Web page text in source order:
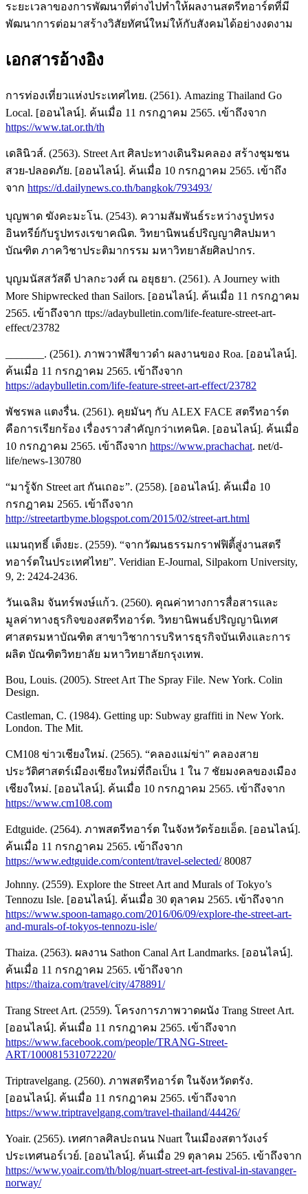
ระยะเวลาของการพัฒนาที่ต่างไปทำให้ผลงานสตรีทอาร์ตที่มี
พัฒนาการต่อมาสร้างวิสัยทัศน์ใหม่ให้กับสังคมได้อย่างงดงาม
เอกสารอ้างอิง
การท่องเที่ยวแห่งประเทศไทย. (2561). Amazing Thailand Go
Local. [ออนไลน์]. ค้นเมื่อ 11 กรกฎาคม 2565. เข้าถึงจาก
https://www.tat.or.th/th
เดลินิวส์. (2563). Street Art ศิลปะทางเดินริมคลอง สร้างชุมชน
สวย-ปลอดภัย. [ออนไลน์]. ค้นเมื่อ 10 กรกฎาคม 2565. เข้าถึง
จาก https://d.dailynews.co.th/bangkok/793493/
บุญพาด ฆังคะมะโน. (2543). ความสัมพันธ์ระหว่างรูปทรง
อินทรีย์กับรูปทรงเรขาคณิต. วิทยานิพนธ์ปริญญาศิลปมหา
บัณฑิต ภาควิชาประติมากรรม มหาวิทยาลัยศิลปากร.
บุญมนัสสวัสดี ปาลกะวงศ์ ณ อยุธยา. (2561). A Journey with
More Shipwrecked than Sailors. [ออนไลน์]. ค้นเมื่อ 11 กรกฎาคม
2565. เข้าถึงจาก ttps://adaybulletin.com/life-feature-street-art-
effect/23782
_______. (2561). ภาพวาฬสีขาวดำ ผลงานของ Roa. [ออนไลน์].
ค้นเมื่อ 11 กรกฎาคม 2565. เข้าถึงจาก
https://adaybulletin.com/life-feature-street-art-effect/23782
พัชรพล แตงรื่น. (2561). คุยมันๆ กับ ALEX FACE สตรีทอาร์ต
คือการเรียกร้อง เรื่องราวสำคัญกว่าเทคนิค. [ออนไลน์]. ค้นเมื่อ
10 กรกฎาคม 2565. เข้าถึงจาก https://www.prachachat. net/d-
life/news-130780
“มารู้จัก Street art กันเถอะ”. (2558). [ออนไลน์]. ค้นเมื่อ 10
กรกฎาคม 2565. เข้าถึงจาก
http://streetartbyme.blogspot.com/2015/02/street-art.html
แมนฤทธิ์ เต็งยะ. (2559). “จากวัฒนธรรมกราฟฟิตี้สู่งานสตรี
ทอาร์ตในประเทศไทย”. Veridian E-Journal, Silpakorn University,
9, 2: 2424-2436.
วันเฉลิม จันทร์พงษ์แก้ว. (2560). คุณค่าทางการสื่อสารและ
มูลค่าทางธุรกิจของสตรีทอาร์ต. วิทยานิพนธ์ปริญญานิเทศ
ศาสตรมหาบัณฑิต สาขาวิชาการบริหารธุรกิจบันเทิงและการ
ผลิต บัณฑิตวิทยาลัย มหาวิทยาลัยกรุงเทพ.
Bou, Louis. (2005). Street Art The Spray File. New York. Colin
Design.
Castleman, C. (1984). Getting up: Subway graffiti in New York.
London. The Mit.
CM108 ข่าวเชียงใหม่. (2565). “คลองแม่ข่า” คลองสาย
ประวัติศาสตร์เมืองเชียงใหม่ที่ถือเป็น 1 ใน 7 ชัยมงคลของเมือง
เชียงใหม่. [ออนไลน์]. ค้นเมื่อ 10 กรกฎาคม 2565. เข้าถึงจาก
https://www.cm108.com
Edtguide. (2564). ภาพสตรีทอาร์ต ในจังหวัดร้อยเอ็ด. [ออนไลน์].
ค้นเมื่อ 11 กรกฎาคม 2565. เข้าถึงจาก
https://www.edtguide.com/content/travel-selected/80087
Johnny. (2559). Explore the Street Art and Murals of Tokyo’s
Tennozu Isle. [ออนไลน์]. ค้นเมื่อ 30 ตุลาคม 2565. เข้าถึงจาก
https://www.spoon-tamago.com/2016/06/09/explore-the-street-art-
and-murals-of-tokyos-tennozu-isle/
Thaiza. (2563). ผลงาน Sathon Canal Art Landmarks. [ออนไลน์].
ค้นเมื่อ 11 กรกฎาคม 2565. เข้าถึงจาก
https://thaiza.com/travel/city/478891/
Trang Street Art. (2559). โครงการภาพวาดผนัง Trang Street Art.
[ออนไลน์]. ค้นเมื่อ 11 กรกฎาคม 2565. เข้าถึงจาก
https://www.facebook.com/people/TRANG-Street-
ART/100081531072220/
Triptravelgang. (2560). ภาพสตรีทอาร์ต ในจังหวัดตรัง.
[ออนไลน์]. ค้นเมื่อ 11 กรกฎาคม 2565. เข้าถึงจาก
https://www.triptravelgang.com/travel-thailand/44426/
Yoair. (2565). เทศกาลศิลปะถนน Nuart ในเมืองสตาวังเงร์
ประเทศนอร์เวย์. [ออนไลน์]. ค้นเมื่อ 29 ตุลาคม 2565. เข้าถึงจาก
https://www.yoair.com/th/blog/nuart-street-art-festival-in-stavanger-
norway/